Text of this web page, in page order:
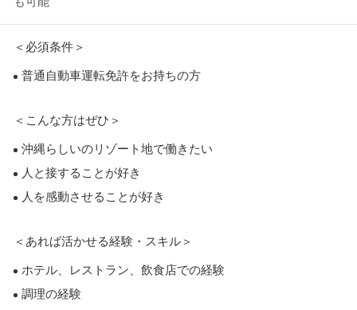
＜必須条件＞
普通自動車運転免許をお持ちの方
＜こんな方はぜひ＞
沖縄らしいのリゾート地で働きたい
人と接することが好き
人を感動させることが好き
＜あれば活かせる経験・スキル＞
ホテル、レストラン、飲食店での経験
調理の経験